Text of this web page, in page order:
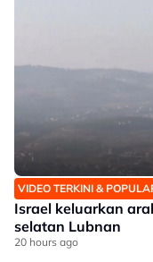
VIDEO TERKINI &
Israel keluarkan
selatan Lubnan
20 hours ago